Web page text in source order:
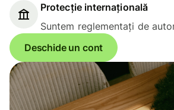
Protecție internațională
Suntem reglementați de
Deschide un cont